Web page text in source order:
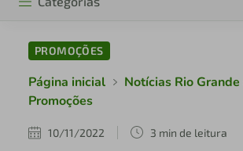
PROMOÇÕES
Página inicial
Notícias Rio
Promoções
10/11/2022 3 min de leitura